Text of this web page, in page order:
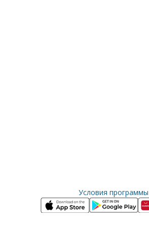
Условия программы